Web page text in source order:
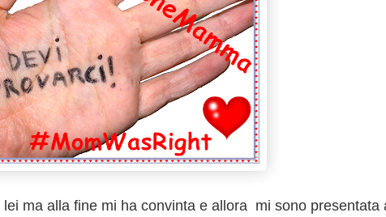
ma alla fine mi ha convinta e allora mi sono presentata